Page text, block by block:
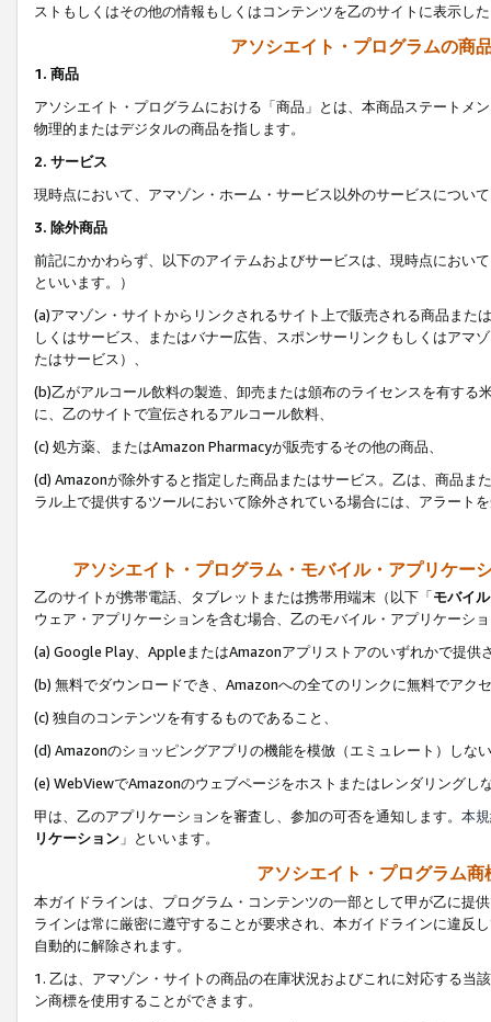
ストもしくはその他の情報もしくはコンテンツを乙のサイトに表示し
アソシエイト・プログラムの商
1. 商品
アソシエイト・プログラムにおける「商品」とは、本商品ステートメ
物理的またはデジタルの商品を指します。
2. サービス
現時点において、アマゾン・ホーム・サービス以外のサービスについ
3. 除外商品
前記にかかわらず、以下のアイテムおよびサービスは、現時点におい
といいます。）
(a)アマゾン・サイトからリンクされるサイト上で販売される商品ま
しくはサービス、またはバナー広告、スポンサーリンクもしくはアマ
たはサービス）、
(b)乙がアルコール飲料の製造、卸売または頒布のライセンスを有す
に、乙のサイトで宣伝されるアルコール飲料、
(c) 処方薬、またはAmazon Pharmacyが販売するその他の商品、
(d) Amazonが除外すると指定した商品またはサービス。乙は、商品ま
ラル上で提供するツールにおいて除外されている場合には、アラート
アソシエイト・プログラム・モバイル・アプリケー
乙のサイトが携帯電話、タブレットまたは携帯用端末（以下「モバイ
ウェア・アプリケーションを含む場合、乙のモバイル・アプリケーシ
(a) Google Play、AppleまたはAmazonアプリストアのいずれかで提供
(b) 無料でダウンロードでき、Amazonへの全てのリンクに無料でアク
(c) 独自のコンテンツを有するものであること、
(d) Amazonのショッピングアプリの機能を模倣（エミュレート）しな
(e) WebViewでAmazonのウェブページをホストまたはレンダリングし
甲は、乙のアプリケーションを審査し、参加の可否を通知します。 本
リケーション 」といいます。
アソシエイト・プログラム
本ガイドラインは、プログラム・コンテンツの一部として甲が乙に提
ラインは常に厳密に遵守することが要求され、本ガイドラインに違反
自動的に解除されます。
1. 乙は、アマゾン・サイトの商品の在庫状況およびこれに対応する
ン商標を使用することができます。